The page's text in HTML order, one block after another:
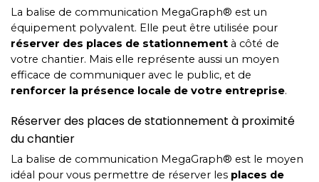
La balise de communication MegaGraph® est un
équipement polyvalent. Elle peut être utilisée pour
réserver des places de stationnement à côté de
votre chantier. Mais elle représente aussi un moyen
efficace de communiquer avec le public, et de
renforcer la présence locale de votre entreprise.
Réserver des places de stationnement à proximité
du chantier
La balise de communication MegaGraph® est le moyen
idéal pour vous permettre de réserver les places de